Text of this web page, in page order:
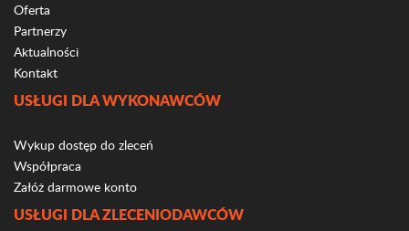
Oferta
Partnerzy
Aktualności
Kontakt
USŁUGI DLA WYKONAWCÓW
Wykup dostęp do zleceń
Współpraca
Załóż darmowe konto
USŁUGI DLA ZLECENIODAWCÓW